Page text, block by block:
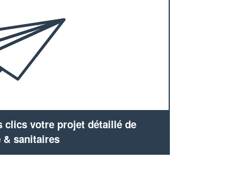
clics votre projet détaillé de
& sanitaires